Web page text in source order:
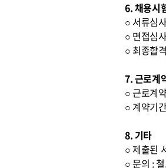
6. 채용시
○ 서류심
○ 면접심
○ 최종합
7. 근로계
○ 근로계
○ 계약기
8. 기타
○ 제출된
○ 문의 :